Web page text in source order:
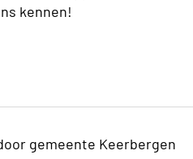
kennen!
gemeente Keerbergen